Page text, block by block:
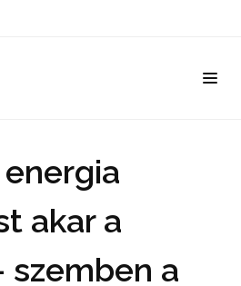
akar a
szemben a